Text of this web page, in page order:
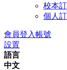
校本
個人
會員登入帳號
設置
語言
中文